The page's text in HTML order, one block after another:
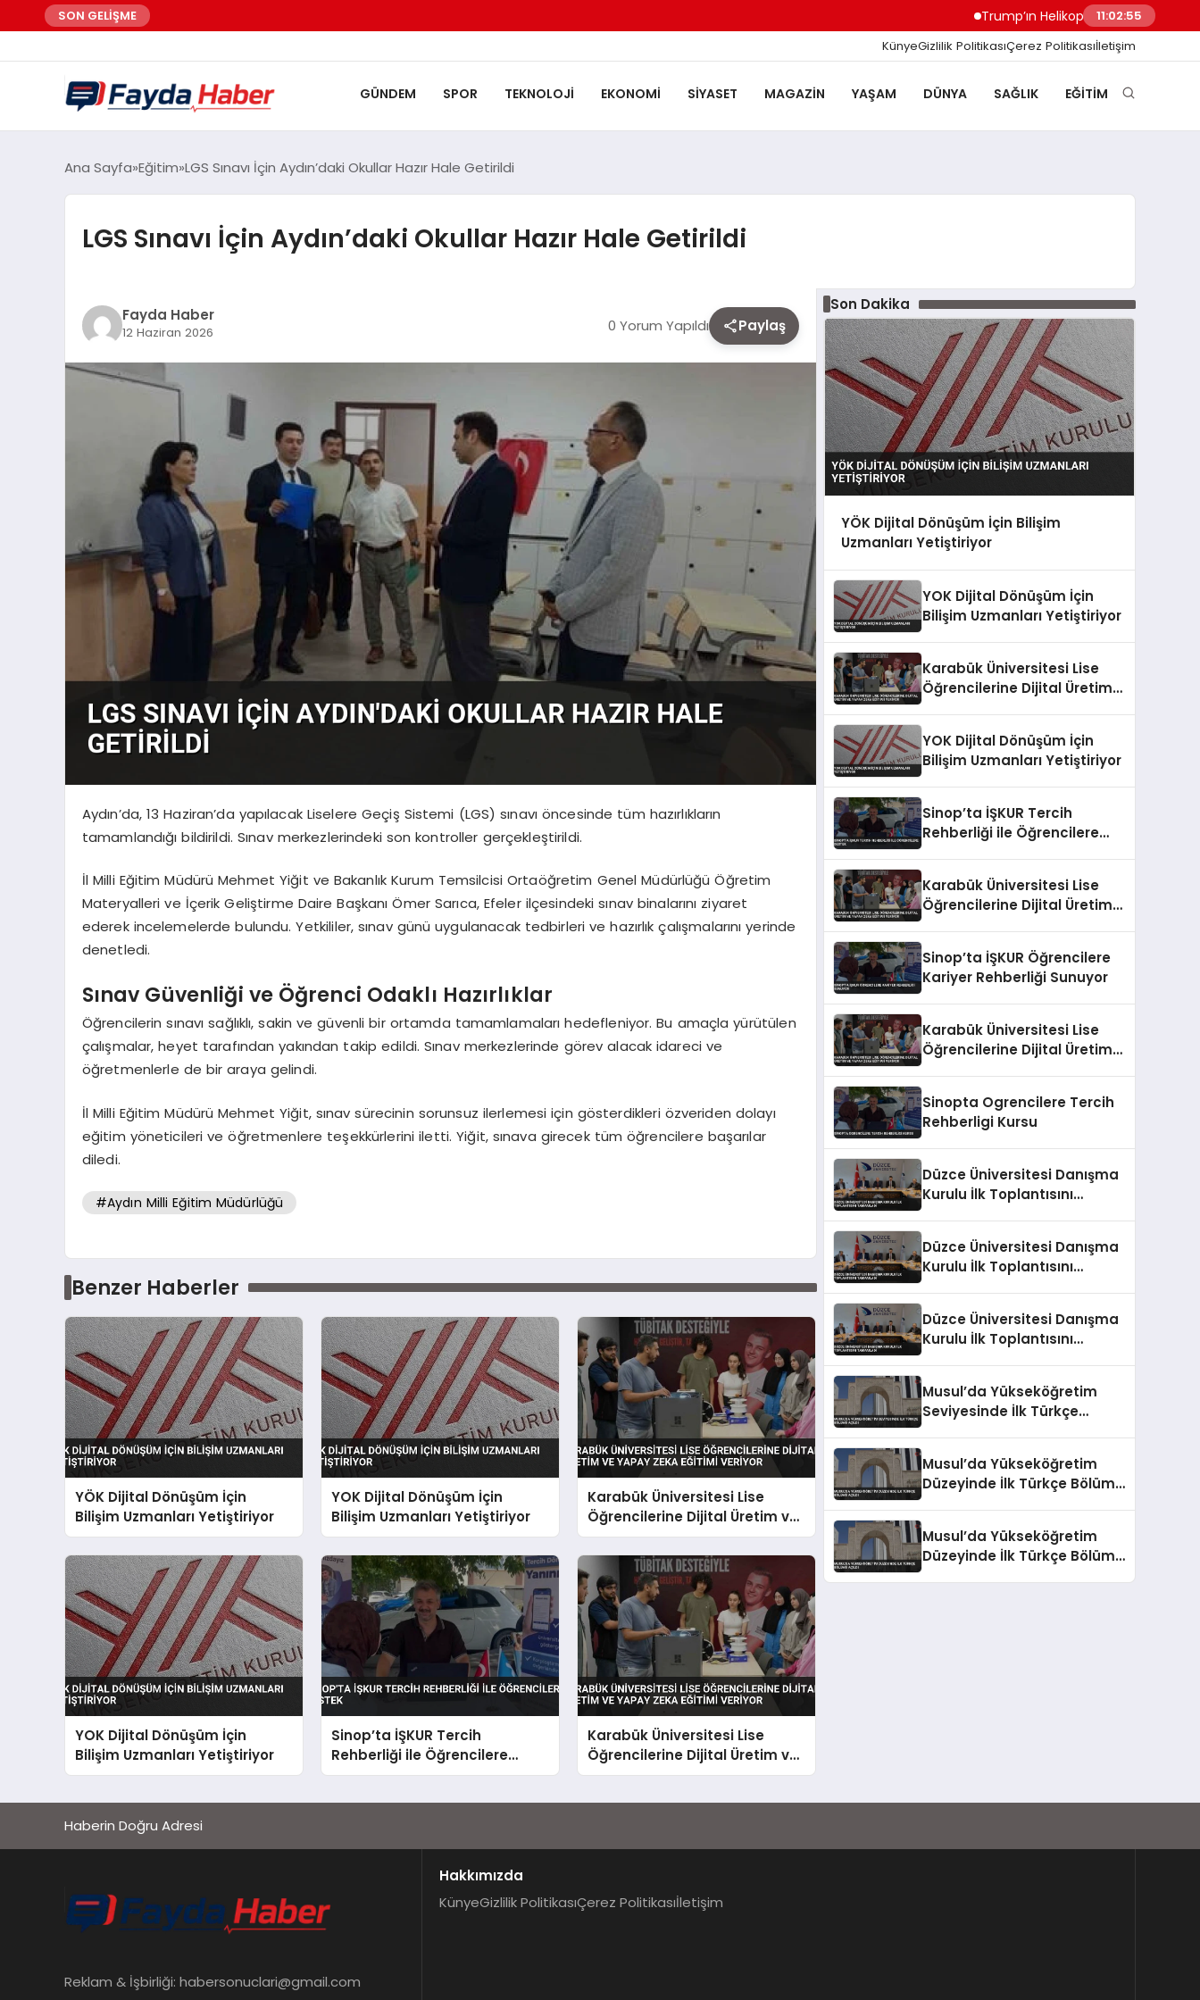
SON GELİŞME Trump’ın Helikopteri Marine One, Yolcu
11:02:56
KünyeGizlilik PolitikasıÇerez Politikasıİletişim
GÜNDEM SPOR TEKNOLOJI EKONOMI SIYASET MAGAZIN YAŞAM DÜNYA SAĞLIK EĞITIM
Ana Sayfa Eğitim LGS Sınavı İçin Aydın’daki Okullar Hazır Hale Getirildi
LGS Sınavı İçin Aydın’daki Okullar Hazır Hale Getirildi
Fayda Haber
12 Haziran 2026 0 Yorum Yapıldı Paylaş
Aydın’da, 13 Haziran’da yapılacak Liselere Geçiş Sistemi (LGS) sınavı öncesinde tüm hazırlıkların
tamamlandığı bildirildi. Sınav merkezlerindeki son kontroller gerçekleştirildi.
İl Milli Eğitim Müdürü Mehmet Yiğit ve Bakanlık Kurum Temsilcisi Ortaöğretim Genel Müdürlüğü Öğretim
Materyalleri ve İçerik Geliştirme Daire Başkanı Ömer Sarıca, Efeler ilçesindeki sınav binalarını ziyaret
ederek incelemelerde bulundu. Yetkililer, sınav günü uygulanacak tedbirleri ve hazırlık çalışmalarını yerinde
denetledi.
Sınav Güvenliği ve Öğrenci Odaklı Hazırlıklar
Öğrencilerin sınavı sağlıklı, sakin ve güvenli bir ortamda tamamlamaları hedefleniyor. Bu amaçla yürütülen
çalışmalar, heyet tarafından yakından takip edildi. Sınav merkezlerinde görev alacak idareci ve
öğretmenlerle de bir araya gelindi.
İl Milli Eğitim Müdürü Mehmet Yiğit, sınav sürecinin sorunsuz ilerlemesi için gösterdikleri özveriden dolayı
eğitim yöneticileri ve öğretmenlere teşekkürlerini iletti. Yiğit, sınava girecek tüm öğrencilere başarılar
diledi.
#Aydın Milli Eğitim Müdürlüğü
Benzer Haberler
YÖK Dijital Dönüşüm İçin
Bilişim Uzmanları Yetiştiriyor
YOK Dijital Dönüşüm İçin
Bilişim Uzmanları Yetiştiriyor
Karabük Üniversitesi Lise
Öğrencilerine Dijital Üretim ve
Yapay Zeka Eğitimi Veriyor
YOK Dijital Dönüşüm İçin
Bilişim Uzmanları Yetiştiriyor
Sinop’ta İŞKUR Tercih
Rehberliği ile Öğrencilere
Destek
Karabük Üniversitesi Lise
Öğrencilerine Dijital Üretim ve
Yapay Zeka Eğitimi Veriyor
Son Dakika
YÖK Dijital Dönüşüm İçin Bilişim
Uzmanları Yetiştiriyor
YOK Dijital Dönüşüm İçin
Bilişim Uzmanları Yetiştiriyor
Karabük Üniversitesi Lise
Öğrencilerine Dijital Üretim
YOK Dijital Dönüşüm İçin
Bilişim Uzmanları Yetiştiriyor
Sinop’ta İŞKUR Tercih
Rehberliği ile Öğrencilere
Karabük Üniversitesi Lise
Öğrencilerine Dijital Üretim
Sinop’ta İŞKUR Öğrencilere
Kariyer Rehberliği Sunuyor
Karabük Üniversitesi Lise
Öğrencilerine Dijital Üretim
Sinopta Ogrencilere Tercih
Rehberligi Kursu
Düzce Üniversitesi Danışma
Kurulu İlk Toplantısını
Düzce Üniversitesi Danışma
Kurulu İlk Toplantısını
Düzce Üniversitesi Danışma
Kurulu İlk Toplantısını
Musul’da Yükseköğretim
Seviyesinde İlk Türkçe
Musul’da Yükseköğretim
Düzeyinde İlk Türkçe Bölümü
Musul’da Yükseköğretim
Düzeyinde İlk Türkçe Bölümü
Haberin Doğru Adresi
Reklam & İşbirliği: habersonuclari@gmail.com
Hakkımızda
KünyeGizlilik PolitikasıÇerez Politikasıİletişim